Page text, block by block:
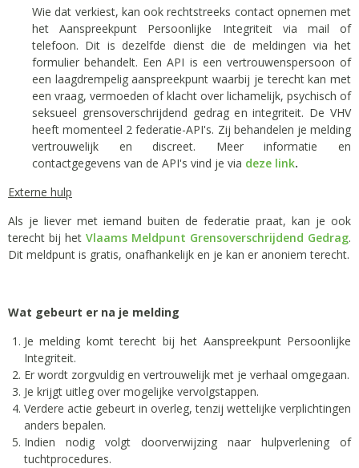
Wie dat verkiest, kan ook rechtstreeks contact opnemen met
het Aanspreekpunt Persoonlijke Integriteit via mail of
telefoon. Dit is dezelfde dienst die de meldingen via het
formulier behandelt. Een API is een vertrouwenspersoon of
een laagdrempelig aanspreekpunt waarbij je terecht kan met
een vraag, vermoeden of klacht over lichamelijk, psychisch of
seksueel grensoverschrijdend gedrag en integriteit. De VHV
heeft momenteel 2 federatie-API's. Zij behandelen je melding
vertrouwelijk en discreet. Meer informatie en
contactgegevens van de API's vind je via deze link.
Externe hulp
Als je liever met iemand buiten de federatie praat, kan je ook
terecht bij het Vlaams Meldpunt Grensoverschrijdend Gedrag.
Dit meldpunt is gratis, onafhankelijk en je kan er anoniem terecht.
Wat gebeurt er na je melding
Je melding komt terecht bij het Aanspreekpunt Persoonlijke
Integriteit.
Er wordt zorgvuldig en vertrouwelijk met je verhaal omgegaan.
Je krijgt uitleg over mogelijke vervolgstappen.
Verdere actie gebeurt in overleg, tenzij wettelijke verplichtingen
anders bepalen.
Indien nodig volgt doorverwijzing naar hulpverlening of
tuchtprocedures.